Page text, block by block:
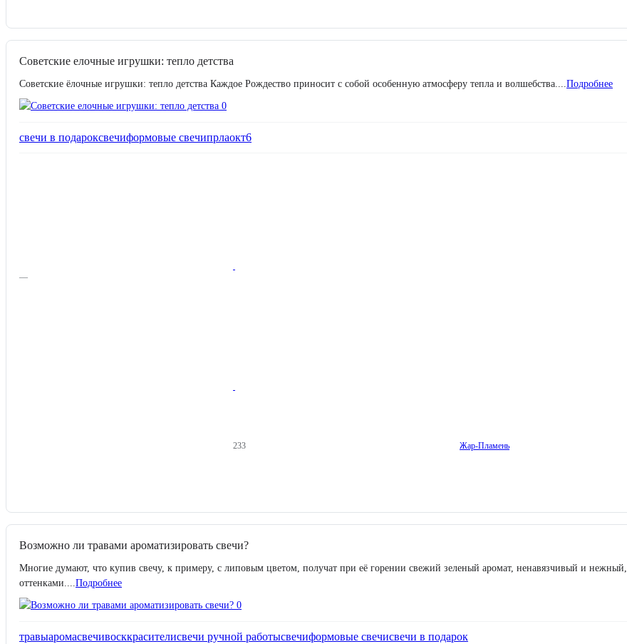
Советские елочные игрушки: тепло детства
Советские ёлочные игрушки: тепло детства Каждое Рождество приносит с собой особенную атмосферу тепла и волшебства....Подробнее
свечи в подароксвечиформовые свечипрлаокт6
—
233 Жар-Пламень
Возможно ли травами ароматизировать свечи?
Многие думают, что купив свечу, к примеру, с липовым цветом, получат при её горении свежий зеленый аромат, ненавязчивый и
оттенками....Подробнее
травыаромасвечивосккрасителисвечи ручной работысвечиформовые свечисвечи в подарок